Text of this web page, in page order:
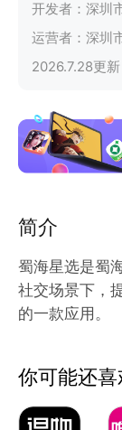
开发者： 深圳
运营者： 深圳
2026.7.28更新
简介
蜀海星选是蜀
社交场景下，
的一款应用。
品质可靠：溯
专业采购：全
你可能还喜